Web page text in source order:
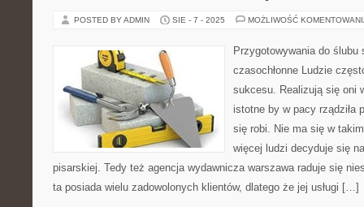
POSTED BY ADMIN SIE - 7 - 2025 MOŻLIWOŚĆ
Przygotowywania do ślubu
czasochłonne Ludzie
sukcesu. Realizują się oni
istotne by w pacy rządziła
się robi. Nie ma się w
więcej ludzi decyduje się
pisarskiej. Tedy też agencja wydawnicza warszawa raduje się
ta posiada wielu zadowolonych klientów, dlatego że jej usługi […]